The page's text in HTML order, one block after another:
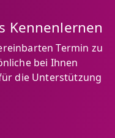
Kennenlernen
Termin zu
bei Ihnen
die Unterstützung